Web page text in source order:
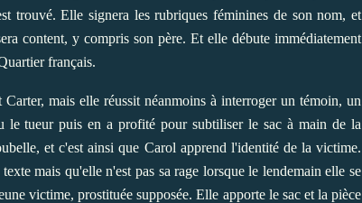
trouvé. Elle signera les rubriques féminines de son nom, et
content, y compris son père. Et elle débute immédiatement
français.
mais elle réussit néanmoins à interroger un témoin, un
tueur puis en a profité pour subtiliser le sac à main de la
et c'est ainsi que Carol apprend l'identité de la victime.
mais qu'elle n'est pas sa rage lorsque le lendemain elle se
victime, prostituée supposée. Elle apporte le sac et la pièce